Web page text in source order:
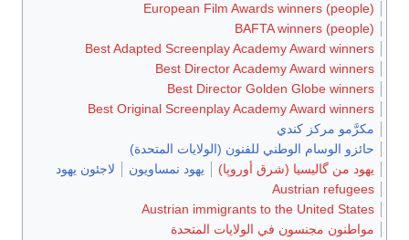
European Film Awards winners (people)
BAFTA winners (people)
Best Adapted Screenplay Academy Award winners
Best Director Academy Award winners
Best Director Golden Globe winners
Best Original Screenplay Academy Award winners
مكرَّمو مركز كندي
حائزو الوسام الوطني للفنون (الولايات المتحدة)
يهود من گاليسيا (شرق أوروپا)
يهود نمساويون
لاجئون يهود
Austrian refugees
Austrian immigrants to the United States
مواطنون مجنسون في الولايات المتحدة